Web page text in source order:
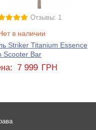
Отзывы: 1
в наличии
Striker Titanium Essence
Scooter Bar
7 999 ГРН